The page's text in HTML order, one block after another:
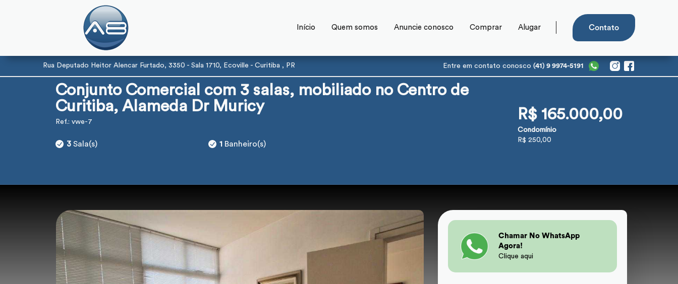
Início Quem somos Anuncie conosco Comprar Alugar Contato
Rua Deputado Heitor Alencar Furtado, 3350 - Sala 1710, Ecoville - Curitiba , PR Entre em contato conosco (41) 9 9974-5191
Conjunto Comercial com 3 salas, mobiliado no Centro de
Curitiba, Alameda Dr Muricy
Ref.: vwe-7
3 Sala(s) 1 Banheiro(s)
R$ 165.000,00
Condomínio
R$ 250,00
Chamar No WhatsApp
Agora!
Clique aqui